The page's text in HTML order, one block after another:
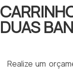
DUAS
Realize um